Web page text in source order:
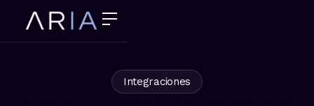
Integraciones